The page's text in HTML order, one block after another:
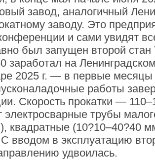
завод, аналогичный
заводу. Это
и сами увидят
был запущен второй
заработал на
2025 г. — в первые месяцы
работы
Скорость прокатки —
электросварные трубы
квадратные (10?10–40?40
вводом в эксплуатацию
удвоилась.